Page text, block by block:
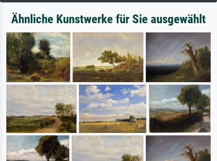
Ähnliche Kunstwerke für Sie ausgewählt